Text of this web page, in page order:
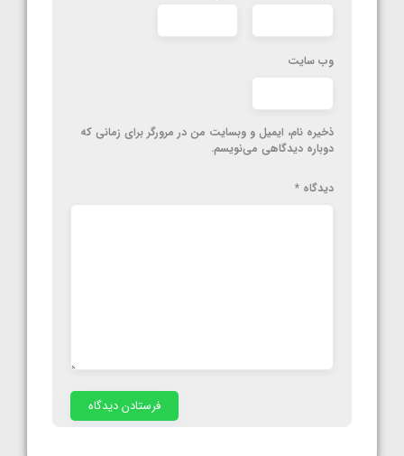
وب‌ سایت
ذخیره نام، ایمیل و وبسایت من در مرورگر برای زمانی که
دوباره دیدگاهی می‌نویسم.
دیدگاه *